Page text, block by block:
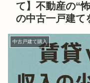
て】不動産の“
の中古一戸建て
中古戸建て購入